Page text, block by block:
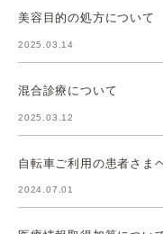
美容目的の処方について
2025.03.14
混合診療について
2025.03.12
自転車ご利用の患者さ
2024.07.01